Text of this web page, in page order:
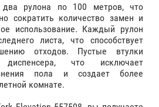
рулона по 100 метров, что
сократить количество замен и
использование. Каждый рулон
листа, что способствует
отходов. Пустые втулки
что исключает
пола и создает более
комнате.